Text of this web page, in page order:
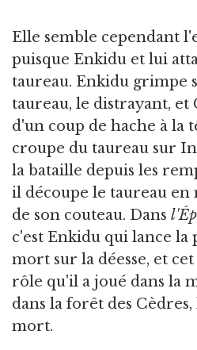
Elle semble cependant
puisque Enkidu et lui
taureau. Enkidu grimpe
taureau, le distrayant, et
d'un coup de hache à la
croupe du taureau sur
la bataille depuis les
il découpe le taureau en
de son couteau. Dans
c'est Enkidu qui lance la
mort sur la déesse, et
rôle qu'il a joué dans la
dans la forêt des
mort.